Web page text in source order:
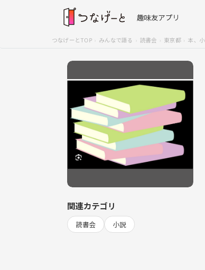
趣味友アプリ
つなげーとTOP みんなで語る 読書会 東京都 本、
関連カテゴリ
読書会 小説